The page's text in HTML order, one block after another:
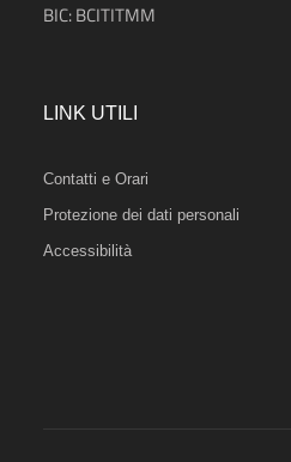
BIC: BCITITMM
LINK UTILI
Contatti e Orari
Protezione dei dati personali
Accessibilità